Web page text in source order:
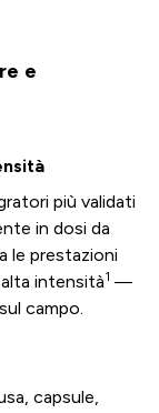
e
più validati
in dosi da
le prestazioni
intensità1 —
campo.
capsule,